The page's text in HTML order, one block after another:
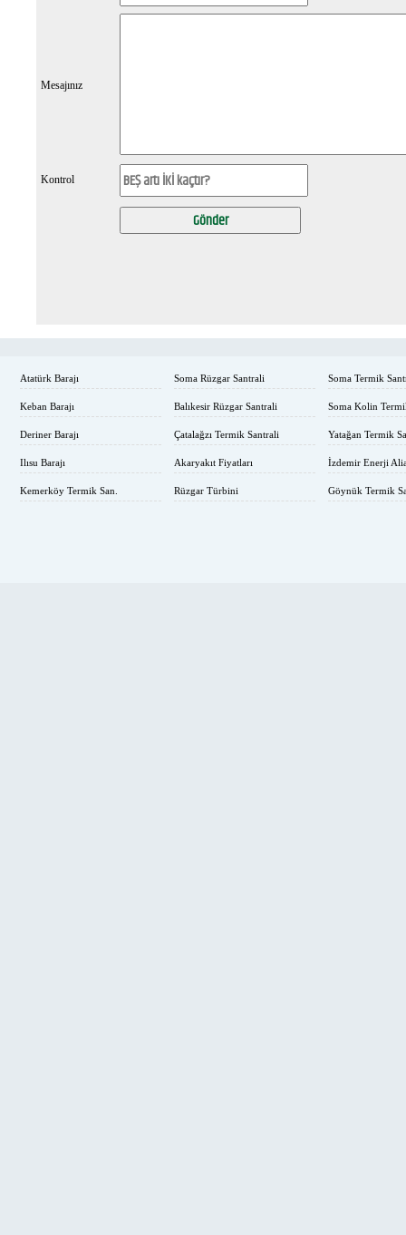
Mesajınız
Kontrol
Atatürk Barajı Soma Rüzgar Santrali Soma Termik
Keban Barajı Balıkesir Rüzgar Santrali Soma Kolin
Deriner Barajı Çatalağzı Termik Santrali Yatağan Termik
Ilısu Barajı Akaryakıt Fiyatları İzdemir Enerji
Kemerköy Termik San. Rüzgar Türbini Göynük Termik